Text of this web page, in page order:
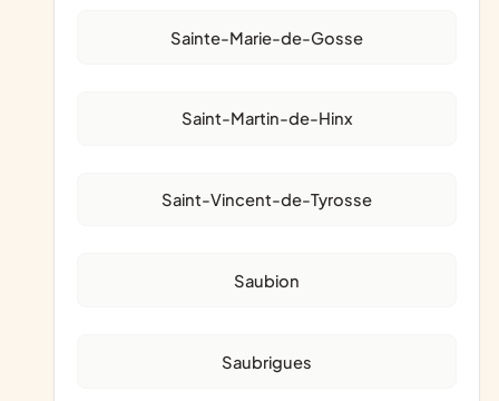
Sainte-Marie-de-Gosse
Saint-Martin-de-Hinx
Saint-Vincent-de-Tyrosse
Saubion
Saubrigues